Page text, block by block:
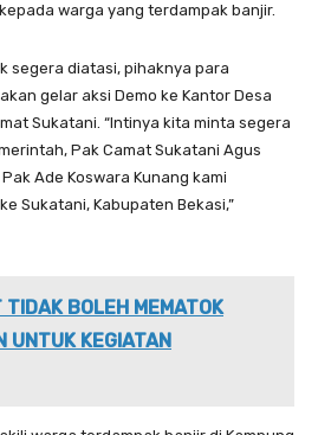
warga yang terdampak banjir.
segera diatasi, pihaknya para
gelar aksi Demo ke Kantor Desa
Sukatani. “Intinya kita minta segera
Pak Camat Sukatani Agus
Ade Koswara Kunang kami
Sukatani, Kabupaten Bekasi,”
TIDAK BOLEH MEMATOK
UNTUK KEGIATAN